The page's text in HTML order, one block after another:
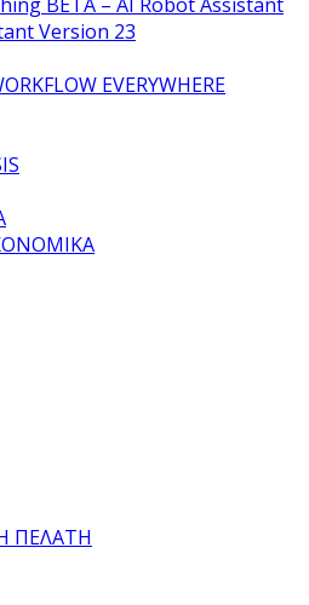
Version 23
EVERYWHERE
ΠΕΛΑΤΗ